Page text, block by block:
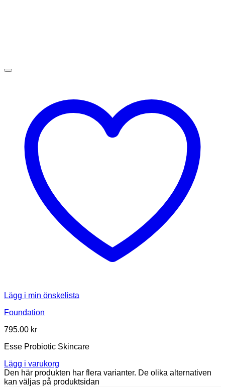
Lägg i min önskelista
Foundation
795.00 kr
Esse Probiotic Skincare
Lägg i varukorg
Den här produkten har flera varianter. De olika alternativen
kan väljas på produktsidan